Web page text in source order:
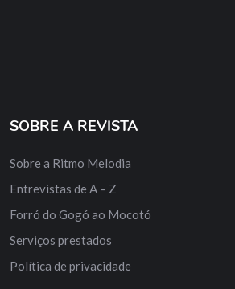
SOBRE A REVISTA
Sobre a Ritmo Melodia
Entrevistas de A – Z
Forró do Gogó ao Mocotó
Serviços prestados
Política de privacidade